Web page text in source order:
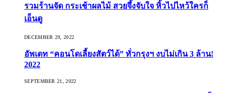
รวมร้านจัด กระเช้าผลไม้ สวยจึ้งจับใจ หิ้วไปไหว้ใครก็
เอ็นดู
DECEMBER 29, 2022
อัพเดท “คอนโดเลี้ยงสัตว์ได้” ทั่วกรุงฯ งบไม่เกิน 3 ล้าน!
2022
SEPTEMBER 21, 2022